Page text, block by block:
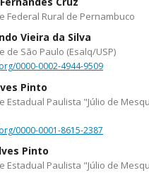
Federal Rural de Pernambuco
Vieira da Silva
de São Paulo (Esalq/USP)
0000-0002-4944-9509
Pinto
Estadual Paulista "Júlio de
0000-0001-8615-2387
Pinto
Estadual Paulista "Júlio de